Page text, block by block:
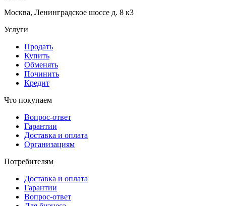
Москва, Ленинградское шоссе д. 8 к3
Услуги
Продать
Купить
Обменять
Починить
Кредит
Что покупаем
Вопрос-ответ
Гарантии
Доставка и оплата
Организациям
Потребителям
Доставка и оплата
Гарантии
Вопрос-ответ